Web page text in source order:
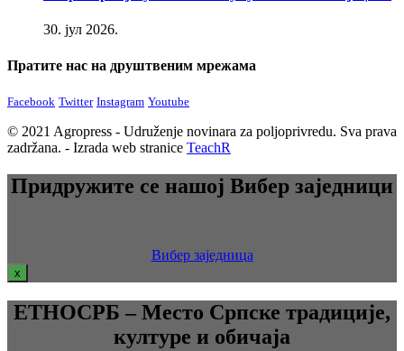
30. јул 2026.
Пратите нас на друштвеним мрежама
Facebook Twitter Instagram Youtube
© 2021 Agropress - Udruženje novinara za poljoprivredu. Sva prava
zadržana. - Izrada web stranice TeachR
Придружите се нашој Вибер заједници
Вибер заједница
x
ЕТНОСРБ – Место Српске традиције,
културе и обичаја